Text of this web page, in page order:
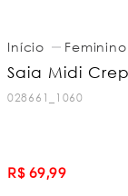
Feminino
Saia Midi
028661_1060
R$ 69,99